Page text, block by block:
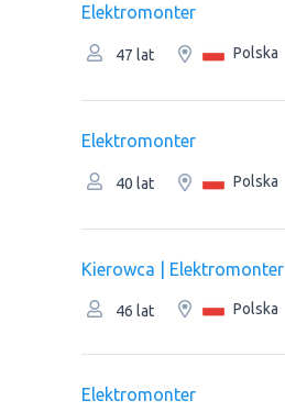
Elektromonter
47 lat Polska
Elektromonter
40 lat Polska
Kierowca | Elektromonter
46 lat Polska
Elektromonter